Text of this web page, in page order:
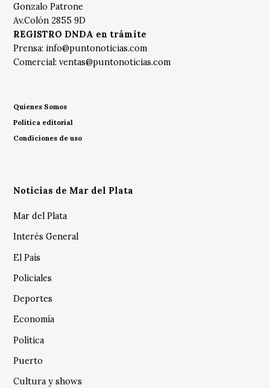
Gonzalo Patrone
Av.Colón 2855 9D
REGISTRO DNDA en trámite
Prensa: info@puntonoticias.com
Comercial:ventas@puntonoticias.com
Quienes Somos
Política editorial
Condiciones de uso
Noticias de Mar del Plata
Mar del Plata
Interés General
El País
Policiales
Deportes
Economía
Política
Puerto
Cultura y shows